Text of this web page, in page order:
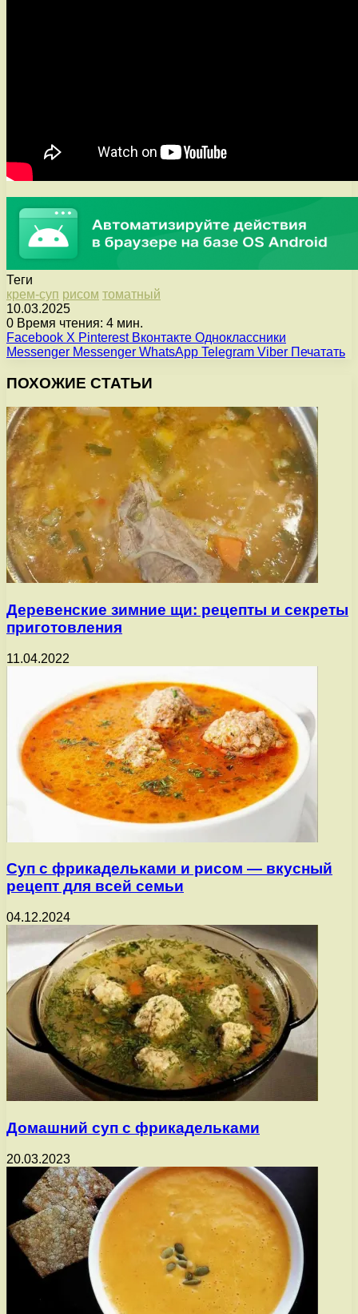
Теги
крем-суп рисом томатный
10.03.2025
0 Время чтения: 4 мин.
Facebook X Pinterest Вконтакте Одноклассники
Messenger Messenger WhatsApp Telegram Viber Печатать
ПОХОЖИЕ СТАТЬИ
Деревенские зимние щи: рецепты и секреты
приготовления
11.04.2022
Суп с фрикадельками и рисом — вкусный
рецепт для всей семьи
04.12.2024
Домашний суп с фрикадельками
20.03.2023